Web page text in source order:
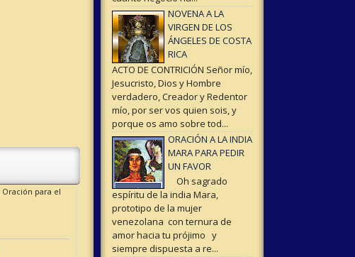
Oración para el
NOVENA A LA
VIRGEN DE LOS
ÁNGELES DE COSTA
RICA
ACTO DE CONTRICIÓN Señor mío,
Jesucristo, Dios y Hombre
verdadero, Creador y Redentor
mío, por ser vos quien sois, y
porque os amo sobre tod...
ORACIÓN A LA INDIA
MARA PARA PEDIR
UN FAVOR
Oh sagrado
espíritu de la india Mara,
prototipo de la mujer
venezolana con ternura de
amor hacia tu prójimo y
siempre dispuesta a re...